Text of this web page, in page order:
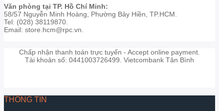
Văn phòng tại TP. Hồ Chí Minh:
58/57 Nguyễn Minh Hoàng, Phường Bảy Hiền, TP.HCM.
Tel: (028) 38119870.
Email: store.hcm@rpc.vn.
Chấp nhận thanh toán trực tuyến - Accept online payment.
Tài khoản số: 0441003726499. Vietcombank Tân Bình
THÔNG TIN